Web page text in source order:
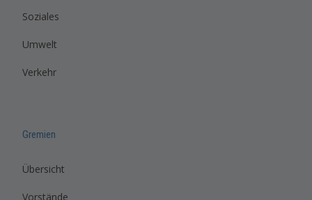
Soziales
Umwelt
Verkehr
Gremien
Übersicht
Vorstände